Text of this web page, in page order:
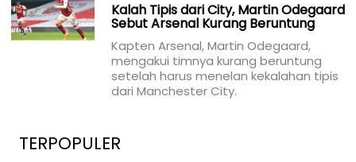
Kalah Tipis dari City, Martin Odegaard
Sebut Arsenal Kurang Beruntung
Kapten Arsenal, Martin Odegaard,
mengakui timnya kurang beruntung
setelah harus menelan kekalahan tipis
dari Manchester City.
TERPOPULER